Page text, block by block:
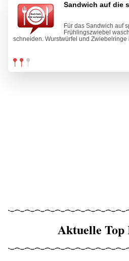
Sandwich auf die
Für das Sandwich auf
Frühlingszwiebel
schneiden. Wurstwürfel und Zwiebelringe
Aktuelle Top